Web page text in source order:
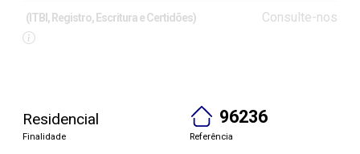
(ITBI, Registro, Escritura e Certidões) Consulte-nos
Residencial
Finalidade
96236
Referência